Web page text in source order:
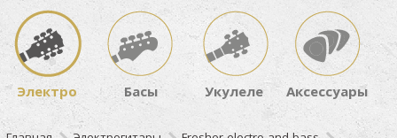
Электро Басы Укулеле Аксессуары